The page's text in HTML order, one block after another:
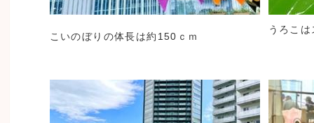
こいのぼりの体長は約150ｃｍ
うろこ